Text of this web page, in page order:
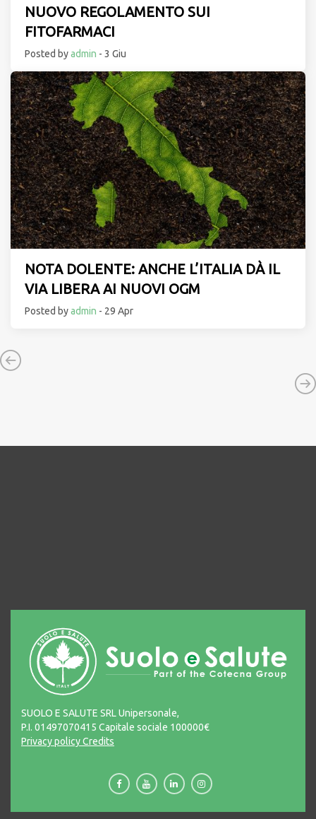
NUOVO REGOLAMENTO SUI
FITOFARMACI
Posted byadmin - 3 Giu
NOTA DOLENTE: ANCHE L’ITALIA DÀ IL
VIA LIBERA AI NUOVI OGM
Posted byadmin - 29 Apr
SUOLO E SALUTE SRL Unipersonale,
P.I. 01497070415 Capitale sociale 100000€
Privacy policyCredits